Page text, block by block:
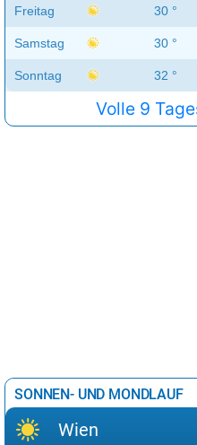
Freitag 30 °
Samstag 30 °
Sonntag 32 °
Volle 9
SONNEN- UND MONDLAUF
Wien